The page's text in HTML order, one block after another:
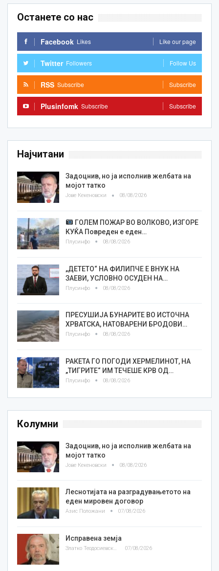
Останете со нас
Facebook Likes Like our page
Twitter Followers Follow Us
RSS Subscribe Subscribe
Plusinfomk Subscribe Subscribe
Најчитани
Задоцнив, но ја исполнив желбата на
мојот татко
Јове Кекеновски 08/08/2026
ГОЛЕМ ПОЖАР ВО ВОЛКОВО, ИЗГОРЕ
КУЌА Повреден е еден…
Плусинфо 08/08/2026
„ДЕТЕТО“ НА ФИЛИПЧЕ Е ВНУК НА
ЗАЕВИ, УСЛОВНО ОСУДЕН НА…
Плусинфо 08/08/2026
ПРЕСУШИЈА БУНАРИТЕ ВО ИСТОЧНА
ХРВАТСКА, НАТОВАРЕНИ БРОДОВИ…
Плусинфо 08/08/2026
РАКЕТА ГО ПОГОДИ ХЕРМЕЛИНОТ, НА
„ТИГРИТЕ“ ИМ ТЕЧЕШЕ КРВ ОД…
Плусинфо 08/08/2026
Колумни
Задоцнив, но ја исполнив желбата на
мојот татко
Јове Кекеновски 08/08/2026
Леснотијата на разградувањетото на
еден мировен договор
Азис Положани 07/08/2026
Исправена земја
Златко Теодосиевски 07/08/2026